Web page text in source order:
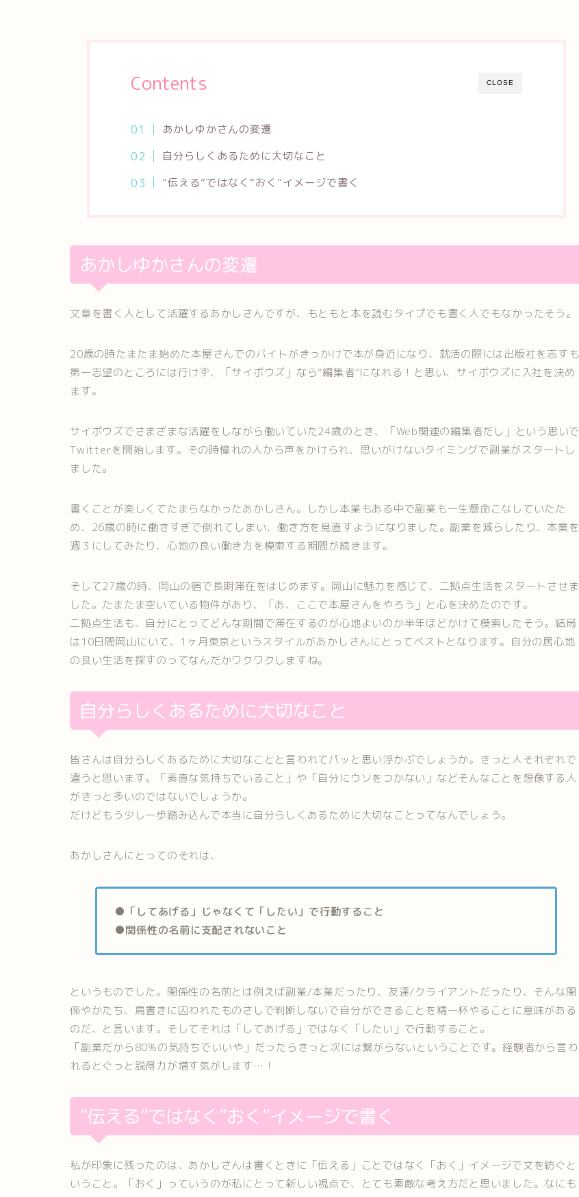
CLOSE
Contents
あかしゆかさんの変遷
自分らしくあるために大切なこと
”伝える”ではなく”おく”イメージで書く
あかしゆかさんの変遷
文章を書く人として活躍するあかしさんですが、もともと本を読むタイプでも書く人でもなかったそう。
20歳の時たまたま始めた本屋さんでのバイトがきっかけで本が身近になり、就活の際には出版社を志すも
第一志望のところには行けず、「サイボウズ」なら”編集者”になれる！と思い、サイボウズに入社を決め
ます。
サイボウズでさまざまな活躍をしながら働いていた24歳のとき、「Web関連の編集者だし」という思いで
Twitterを開始します。その時憧れの人から声をかけられ、思いがけないタイミングで副業がスタートし
ました。
書くことが楽しくてたまらなかったあかしさん。しかし本業もある中で副業も一生懸命こなしていたた
め、26歳の時に働きすぎで倒れてしまい、働き方を見直すようになりました。副業を減らしたり、本業を
週３にしてみたり、心地の良い働き方を模索する期間が続きます。
そして27歳の時、岡山の宿で長期滞在をはじめます。岡山に魅力を感じて、二拠点生活をスタートさせま
した。たまたま空いている物件があり、「あ、ここで本屋さんをやろう」と心を決めたのです。
二拠点生活も、自分にとってどんな期間で滞在するのが心地よいのか半年ほどかけて模索したそう。結局
は10日間岡山にいて、1ヶ月東京というスタイルがあかしさんにとってベストとなります。自分の居心地
の良い生活を探すのってなんだかワクワクしますね。
自分らしくあるために大切なこと
皆さんは自分らしくあるために大切なことと言われてパッと思い浮かぶでしょうか。きっと人それぞれで
違うと思います。「素直な気持ちでいること」や「自分にウソをつかない」などそんなことを想像する人
がきっと多いのではないでしょうか。
だけどもう少し一歩踏み込んで本当に自分らしくあるために大切なことってなんでしょう。
あかしさんにとってのそれは、
●「してあげる」じゃなくて「したい」で行動すること
●関係性の名前に支配されないこと
というものでした。関係性の名前とは例えば副業/本業だったり、友達/クライアントだったり、そんな関
係やかたち、肩書きに囚われたものさしで判断しないで自分ができることを精一杯やることに意味がある
のだ、と言います。そしてそれは「してあげる」ではなく「したい」で行動すること。
「副業だから80%の気持ちでいいや」だったらきっと次には繋がらないということです。経験者から言わ
れるとぐっと説得力が増す気がします…！
”伝える”ではなく”おく”イメージで書く
私が印象に残ったのは、あかしさんは書くときに「伝える」ことではなく「おく」イメージで文を紡ぐと
いうこと。「おく」っていうのが私にとって新しい視点で、とても素敵な考え方だと思いました。なにも